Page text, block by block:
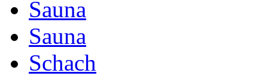
Sauna
Sauna
Schach